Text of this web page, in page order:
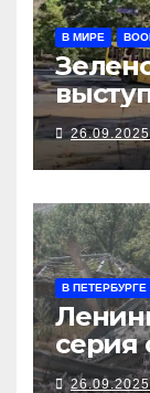
В МИРЕ
рубеж
В ПЕТЕРБУРГЕ
серия